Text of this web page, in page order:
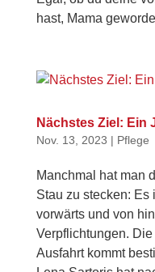
hast, Mama
Nächstes Ziel: Ein
Nov. 13, 2023 | Pflege
Manchmal hat man
Stau zu stecken: Es
vorwärts und von
Verpflichtungen.
Ausfahrt kommt